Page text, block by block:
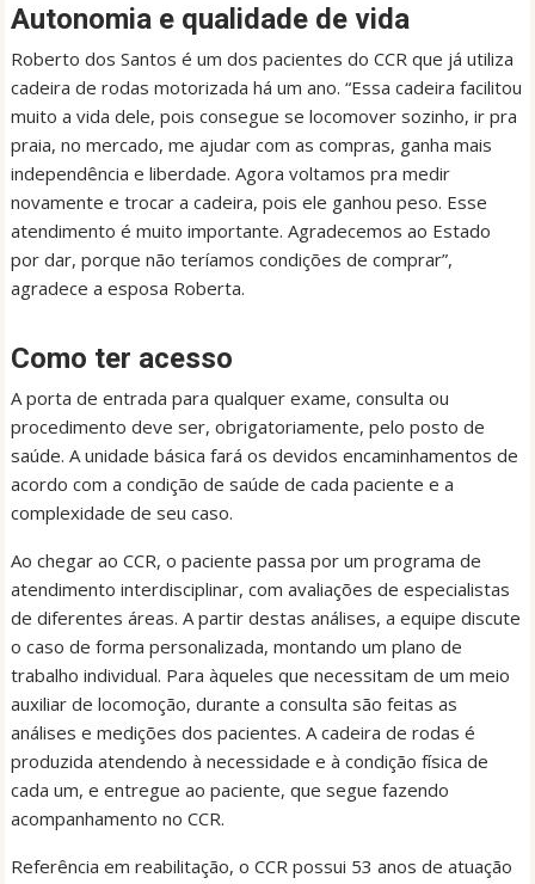
Autonomia e qualidade de vida
Roberto dos Santos é um dos pacientes do CCR que já utiliza
cadeira de rodas motorizada há um ano. “Essa cadeira facilitou
muito a vida dele, pois consegue se locomover sozinho, ir pra
praia, no mercado, me ajudar com as compras, ganha mais
independência e liberdade. Agora voltamos pra medir
novamente e trocar a cadeira, pois ele ganhou peso. Esse
atendimento é muito importante. Agradecemos ao Estado
por dar, porque não teríamos condições de comprar”,
agradece a esposa Roberta.
Como ter acesso
A porta de entrada para qualquer exame, consulta ou
procedimento deve ser, obrigatoriamente, pelo posto de
saúde. A unidade básica fará os devidos encaminhamentos de
acordo com a condição de saúde de cada paciente e a
complexidade de seu caso.
Ao chegar ao CCR, o paciente passa por um programa de
atendimento interdisciplinar, com avaliações de especialistas
de diferentes áreas. A partir destas análises, a equipe discute
o caso de forma personalizada, montando um plano de
trabalho individual. Para àqueles que necessitam de um meio
auxiliar de locomoção, durante a consulta são feitas as
análises e medições dos pacientes. A cadeira de rodas é
produzida atendendo à necessidade e à condição física de
cada um, e entregue ao paciente, que segue fazendo
acompanhamento no CCR.
Referência em reabilitação, o CCR possui 53 anos de atuação